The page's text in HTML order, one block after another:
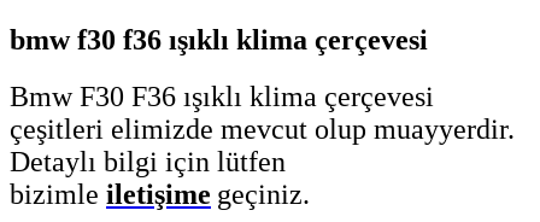
bmw f30 f36 ışıklı klima çerçevesi
Bmw F30 F36 ışıklı klima çerçevesi
çeşitleri elimizde mevcut olup muayyerdir.
Detaylı bilgi için lütfen
bizimle iletişime geçiniz.